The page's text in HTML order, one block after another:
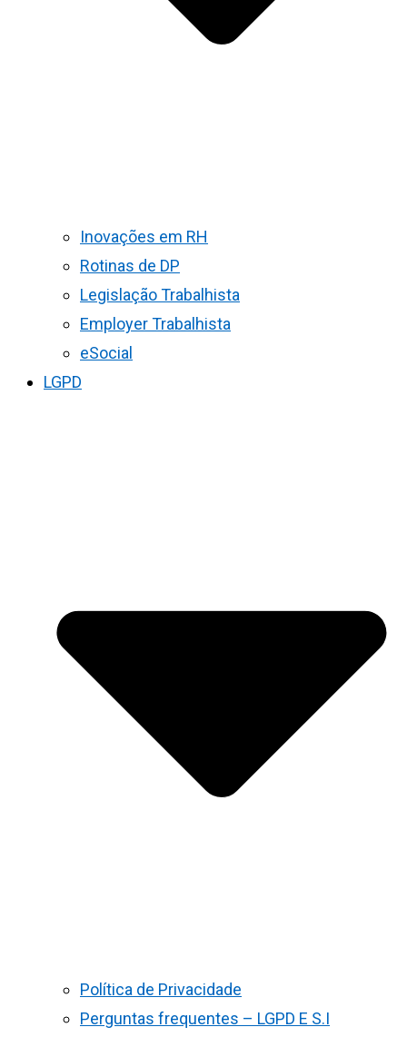
Inovações em RH
Rotinas de DP
Legislação Trabalhista
Employer Trabalhista
eSocial
LGPD
Política de Privacidade
Perguntas frequentes – LGPD E S.I